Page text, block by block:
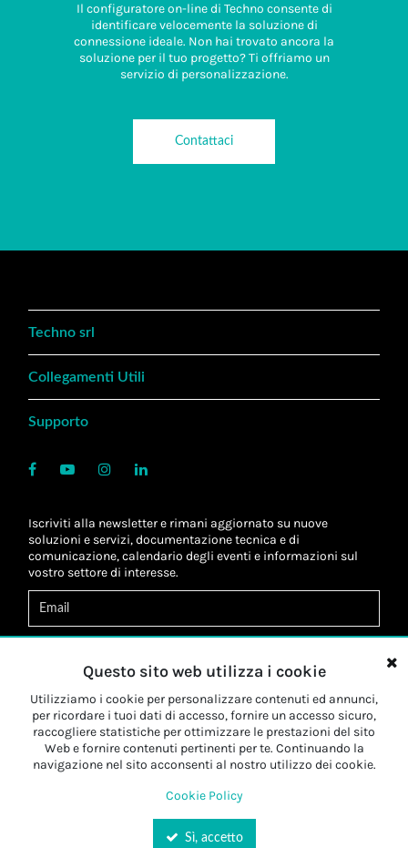
Il configuratore on-line di Techno consente di
identificare velocemente la soluzione di
connessione ideale. Non hai trovato ancora la
soluzione per il tuo progetto? Ti offriamo un
servizio di personalizzazione.
Contattaci
Techno srl
Collegamenti Utili
Supporto
Iscriviti alla newsletter e rimani aggiornato su nuove
soluzioni e servizi, documentazione tecnica e di
comunicazione, calendario degli eventi e informazioni sul
vostro settore di interesse.
Letta l'informativa, autorizzo altrattamento dei miei dati
personali*
Letta l'informativa, autorizzo al trattamento dei miei dati
personali a fini dimarketing*
Iscriviti
Questo sito web utilizza i cookie
Utilizziamo i cookie per personalizzare contenuti ed annunci,
per ricordare i tuoi dati di accesso, fornire un accesso sicuro,
raccogliere statistiche per ottimizzare le prestazioni del sito
Web e fornire contenuti pertinenti per te. Continuando la
navigazione nel sito acconsenti al nostro utilizzo dei cookie.
Cookie Policy
Sì, accetto